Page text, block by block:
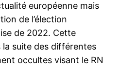
européenne mais
de l’élection
de 2022. Cette
la suite des différentes
occultes visant le RN